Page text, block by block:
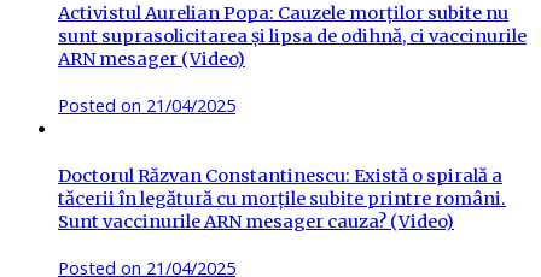
Activistul Aurelian Popa: Cauzele morților subite nu
sunt suprasolicitarea și lipsa de odihnă, ci vaccinurile
ARN mesager (Video)
Posted on 21/04/2025
Doctorul Răzvan Constantinescu: Există o spirală a
tăcerii în legătură cu morțile subite printre români.
Sunt vaccinurile ARN mesager cauza? (Video)
Posted on 21/04/2025